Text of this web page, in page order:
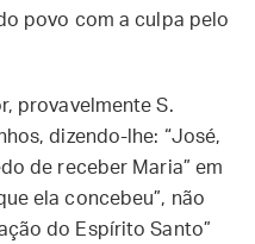
povo com a culpa pelo
provavelmente S.
dizendo-lhe: “José,
de receber Maria” em
ela concebeu”, não
do Espírito Santo”